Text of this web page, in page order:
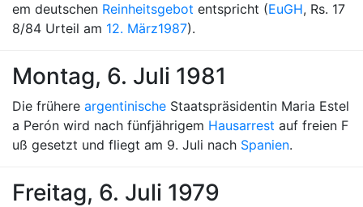
em deutschen Reinheitsgebot entspricht (EuGH, Rs. 17
8/84 Urteil am 12. März1987).
Montag, 6. Juli 1981
Die frühere argentinische Staatspräsidentin Maria Estel
a Perón wird nach fünfjährigem Hausarrest auf freien F
uß gesetzt und fliegt am 9. Juli nach Spanien.
Freitag, 6. Juli 1979